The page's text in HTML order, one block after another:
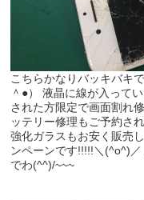
こちらかなりバッキバキ
＾●） 液晶に線が入って
された方限定で画面割れ
ッテリー修理もご予約さ
強化ガラスもお安く販売
ンペーンです!!!!!＼(^o^)
でわ(^^)/~~~